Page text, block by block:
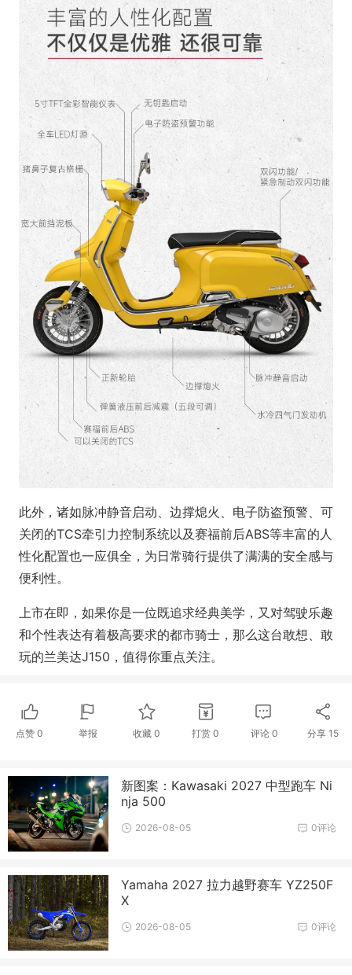
此外，诸如脉冲静音启动、边撑熄火、电子防盗预警、可
关闭的TCS牵引力控制系统以及赛福前后ABS等丰富的人
性化配置也一应俱全，为日常骑行提供了满满的安全感与
便利性。
上市在即，如果你是一位既追求经典美学，又对驾驶乐趣
和个性表达有着极高要求的都市骑士，那么这台敢想、敢
玩的兰美达J150，值得你重点关注。
点赞 0 举报 收藏0 打赏 0 评论 0 分享 15
新图案：Kawasaki 2027 中型跑车 Ni
nja 500
0评论
2026-08-05
Yamaha 2027 拉力越野赛车 YZ250F
X
0评论
2026-08-05